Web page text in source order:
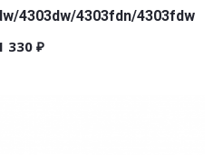
4303dw/4303fdn/4303fdw
330 ₽